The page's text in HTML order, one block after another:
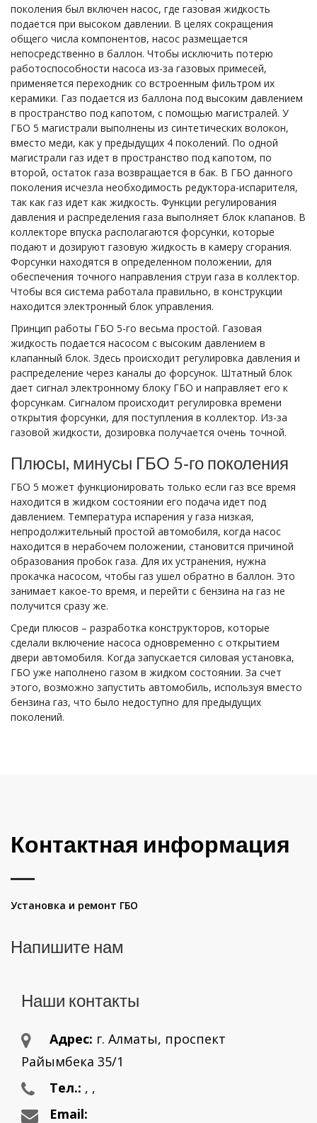
поколения был включен насос, где газовая жидкость
подается при высоком давлении. В целях сокращения
общего числа компонентов, насос размещается
непосредственно в баллон. Чтобы исключить потерю
работоспособности насоса из-за газовых примесей,
применяется переходник со встроенным фильтром их
керамики. Газ подается из баллона под высоким давлением
в пространство под капотом, с помощью магистралей. У
ГБО 5 магистрали выполнены из синтетических волокон,
вместо меди, как у предыдущих 4 поколений. По одной
магистрали газ идет в пространство под капотом, по
второй, остаток газа возвращается в бак. В ГБО данного
поколения исчезла необходимость редуктора-испарителя,
так как газ идет как жидкость. Функции регулирования
давления и распределения газа выполняет блок клапанов. В
коллекторе впуска располагаются форсунки, которые
подают и дозируют газовую жидкость в камеру сгорания.
Форсунки находятся в определенном положении, для
обеспечения точного направления струи газа в коллектор.
Чтобы вся система работала правильно, в конструкции
находится электронный блок управления.
Принцип работы ГБО 5-го весьма простой. Газовая
жидкость подается насосом с высоким давлением в
клапанный блок. Здесь происходит регулировка давления и
распределение через каналы до форсунок. Штатный блок
дает сигнал электронному блоку ГБО и направляет его к
форсункам. Сигналом происходит регулировка времени
открытия форсунки, для поступления в коллектор. Из-за
газовой жидкости, дозировка получается очень точной.
Плюсы, минусы ГБО 5‐го поколения
ГБО 5 может функционировать только если газ все время
находится в жидком состоянии его подача идет под
давлением. Температура испарения у газа низкая,
непродолжительный простой автомобиля, когда насос
находится в нерабочем положении, становится причиной
образования пробок газа. Для их устранения, нужна
прокачка насосом, чтобы газ ушел обратно в баллон. Это
занимает какое-то время, и перейти с бензина на газ не
получится сразу же.
Среди плюсов – разработка конструкторов, которые
сделали включение насоса одновременно с открытием
двери автомобиля. Когда запускается силовая установка,
ГБО уже наполнено газом в жидком состоянии. За счет
этого, возможно запустить автомобиль, используя вместо
бензина газ, что было недоступно для предыдущих
поколений.
Контактная информация
Установка и ремонт ГБО
Напишите нам
Наши контакты
Адрес: г. Aлматы, проспект
Райымбека 35/1
Тел.: , ,
Email: